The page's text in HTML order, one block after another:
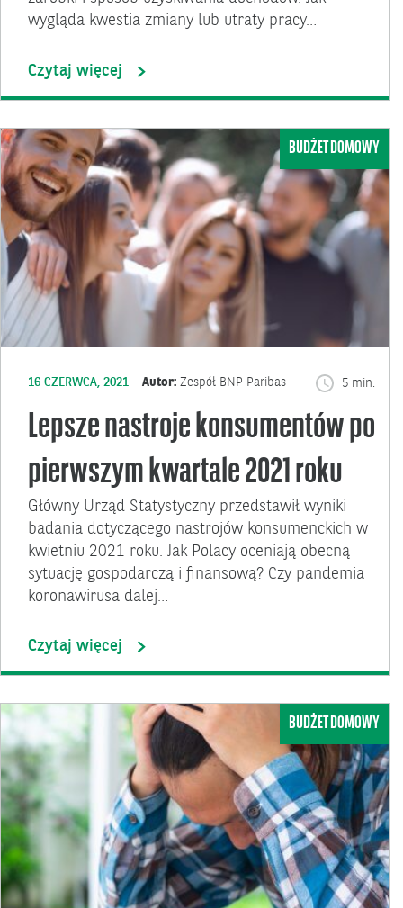
wygląda kwestia zmiany lub utraty pracy…
Czytaj więcej
BUDŻET DOMOWY
16 CZERWCA, 2021 Autor: Zespół BNP Paribas 5 min.
Lepsze nastroje konsumentów po
pierwszym kwartale 2021 roku
Główny Urząd Statystyczny przedstawił wyniki
badania dotyczącego nastrojów konsumenckich w
kwietniu 2021 roku. Jak Polacy oceniają obecną
sytuację gospodarczą i finansową? Czy pandemia
koronawirusa dalej…
Czytaj więcej
BUDŻET DOMOWY